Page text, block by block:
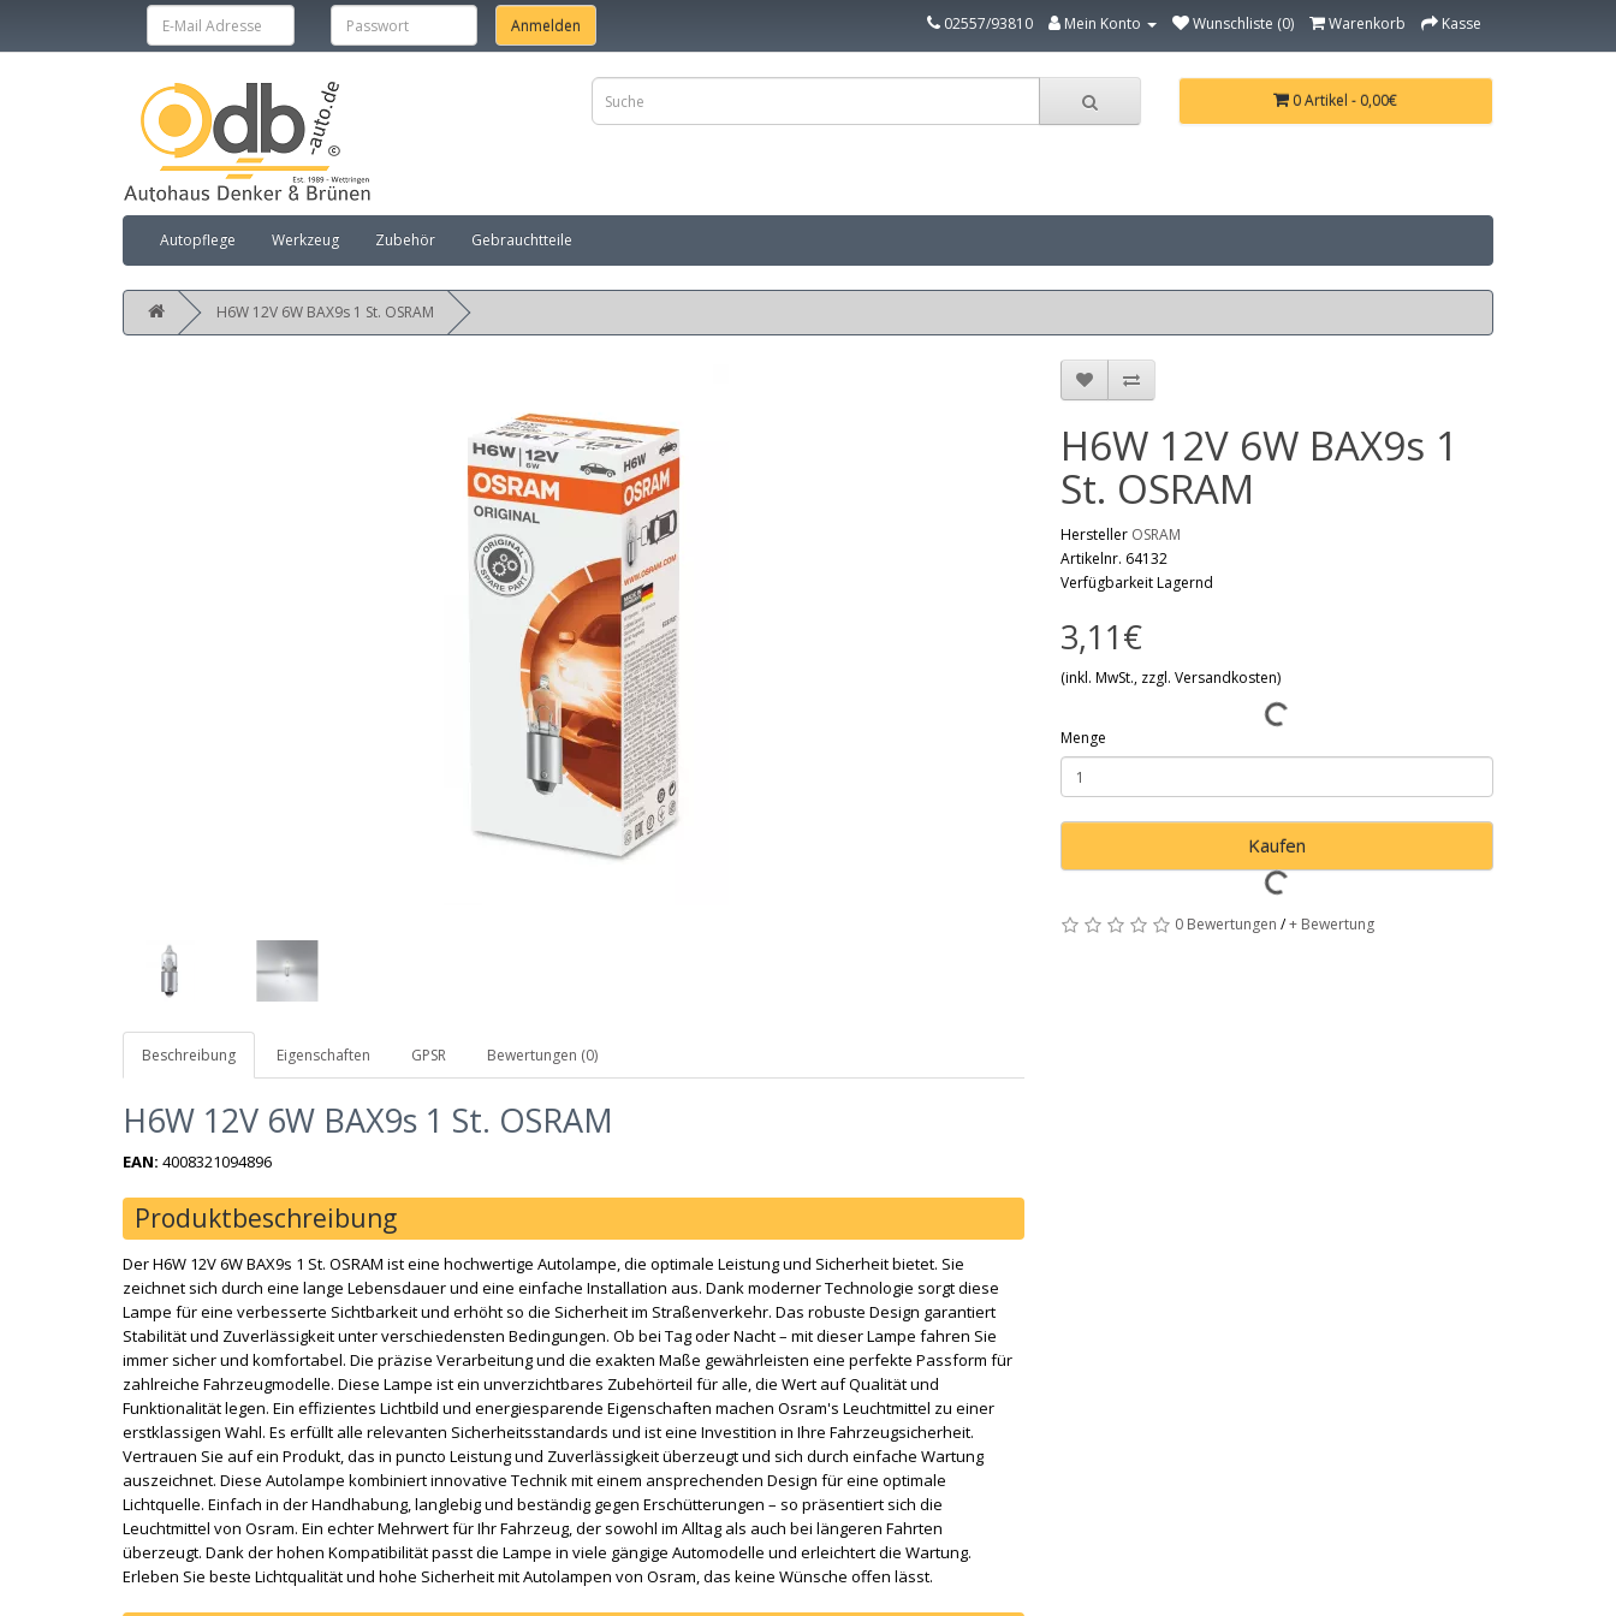
02557/93810 Mein Konto Wunschliste (0) Warenkorb Kasse
0 Artikel - 0,00€
Autopflege Werkzeug Zubehör Gebrauchtteile
H6W 12V 6W BAX9s 1 St. OSRAM
Beschreibung Eigenschaften GPSR Bewertungen (0)
H6W 12V 6W BAX9s 1 St. OSRAM
EAN: 4008321094896
Produktbeschreibung
Der H6W 12V 6W BAX9s 1 St. OSRAM ist eine hochwertige Autolampe, die optimale Leistung und Sicherheit bietet. Sie
zeichnet sich durch eine lange Lebensdauer und eine einfache Installation aus. Dank moderner Technologie sorgt diese
Lampe für eine verbesserte Sichtbarkeit und erhöht so die Sicherheit im Straßenverkehr. Das robuste Design garantiert
Stabilität und Zuverlässigkeit unter verschiedensten Bedingungen. Ob bei Tag oder Nacht – mit dieser Lampe fahren Sie
immer sicher und komfortabel. Die präzise Verarbeitung und die exakten Maße gewährleisten eine perfekte Passform für
zahlreiche Fahrzeugmodelle. Diese Lampe ist ein unverzichtbares Zubehörteil für alle, die Wert auf Qualität und
Funktionalität legen. Ein effizientes Lichtbild und energiesparende Eigenschaften machen Osram's Leuchtmittel zu einer
erstklassigen Wahl. Es erfüllt alle relevanten Sicherheitsstandards und ist eine Investition in Ihre Fahrzeugsicherheit.
Vertrauen Sie auf ein Produkt, das in puncto Leistung und Zuverlässigkeit überzeugt und sich durch einfache Wartung
auszeichnet. Diese Autolampe kombiniert innovative Technik mit einem ansprechenden Design für eine optimale
Lichtquelle. Einfach in der Handhabung, langlebig und beständig gegen Erschütterungen – so präsentiert sich die
Leuchtmittel von Osram. Ein echter Mehrwert für Ihr Fahrzeug, der sowohl im Alltag als auch bei längeren Fahrten
überzeugt. Dank der hohen Kompatibilität passt die Lampe in viele gängige Automodelle und erleichtert die Wartung.
Erleben Sie beste Lichtqualität und hohe Sicherheit mit Autolampen von Osram, das keine Wünsche offen lässt.
H6W 12V 6W BAX9s 1
St. OSRAM
Hersteller OSRAM
Artikelnr. 64132
Verfügbarkeit Lagernd
3,11€
(inkl. MwSt., zzgl. Versandkosten)
Menge
Kaufen
0 Bewertungen /+ Bewertung